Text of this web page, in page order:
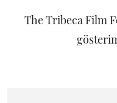
The Tribeca Film